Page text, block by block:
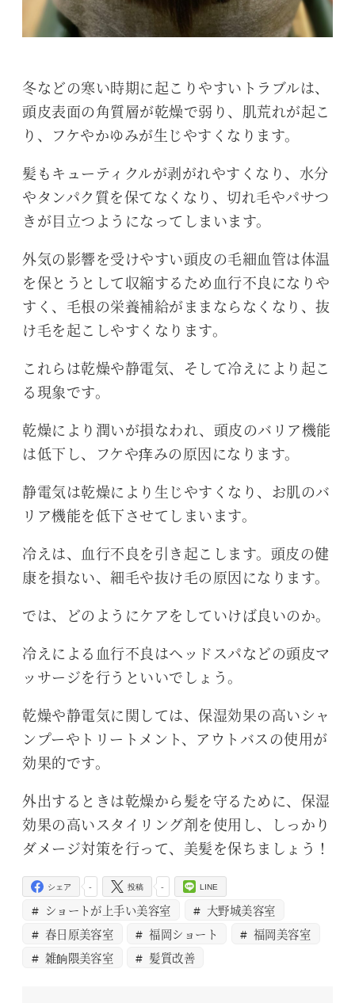
冬などの寒い時期に起こりやすいトラブルは、
頭皮表面の角質層が乾燥で弱り、肌荒れが起こ
り、フケやかゆみが生じやすくなります。
髪もキューティクルが剥がれやすくなり、水分
やタンパク質を保てなくなり、切れ毛やパサつ
きが目立つようになってしまいます。
外気の影響を受けやすい頭皮の毛細血管は体温
を保とうとして収縮するため血行不良になりや
すく、毛根の栄養補給がままならなくなり、抜
け毛を起こしやすくなります。
これらは乾燥や静電気、そして冷えにより起こ
る現象です。
乾燥により潤いが損なわれ、頭皮のバリア機能
は低下し、フケや痒みの原因になります。
静電気は乾燥により生じやすくなり、お肌のバ
リア機能を低下させてしまいます。
冷えは、血行不良を引き起こします。頭皮の健
康を損ない、細毛や抜け毛の原因になります。
では、どのようにケアをしていけば良いのか。
冷えによる血行不良はヘッドスパなどの頭皮マ
ッサージを行うといいでしょう。
乾燥や静電気に関しては、保湿効果の高いシャ
ンプーやトリートメント、アウトバスの使用が
効果的です。
外出するときは乾燥から髪を守るために、保湿
効果の高いスタイリング剤を使用し、しっかり
ダメージ対策を行って、美髪を保ちましょう！
-
シェア -
投稿 LINE
ショートが上手い美容室
大野城美容室
春日原美容室
福岡ショート
福岡美容室
雑餉隈美容室
髪質改善